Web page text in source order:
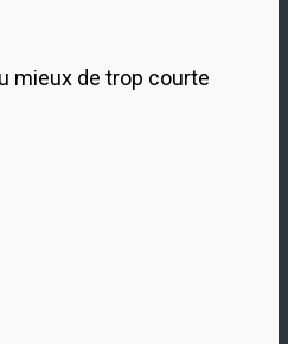
mieux de trop courte